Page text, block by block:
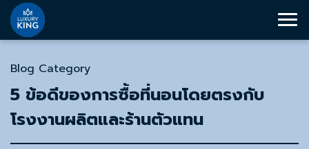
Blog Category
5 ข้อดีของการซื้อที่นอนโดยตรงกับ
โรงงานผลิตและร้านตัวแทน